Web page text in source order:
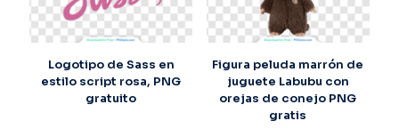
Logotipo de Sass en
estilo script rosa, PNG
gratuito
Figura peluda marrón de
juguete Labubu con
orejas de conejo PNG
gratis